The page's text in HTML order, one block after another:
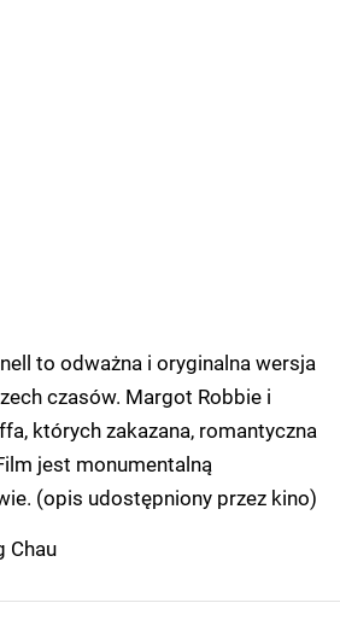
to odważna i oryginalna wersja
czasów. Margot Robbie i
których zakazana, romantyczna
jest monumentalną
(opis udostępniony przez kino)
Chau